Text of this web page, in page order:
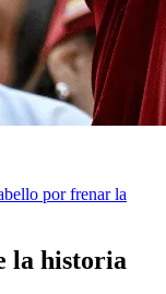
por frenar la
la historia